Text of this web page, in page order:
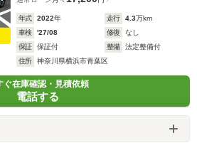
年式 2022年 走行 4.3万km
車検
'27/08 修復
なし
保証
保証付 整備
法定整備付
住所
神奈川県横浜市青葉区
ぐ在庫確認・見積依頼
電話する